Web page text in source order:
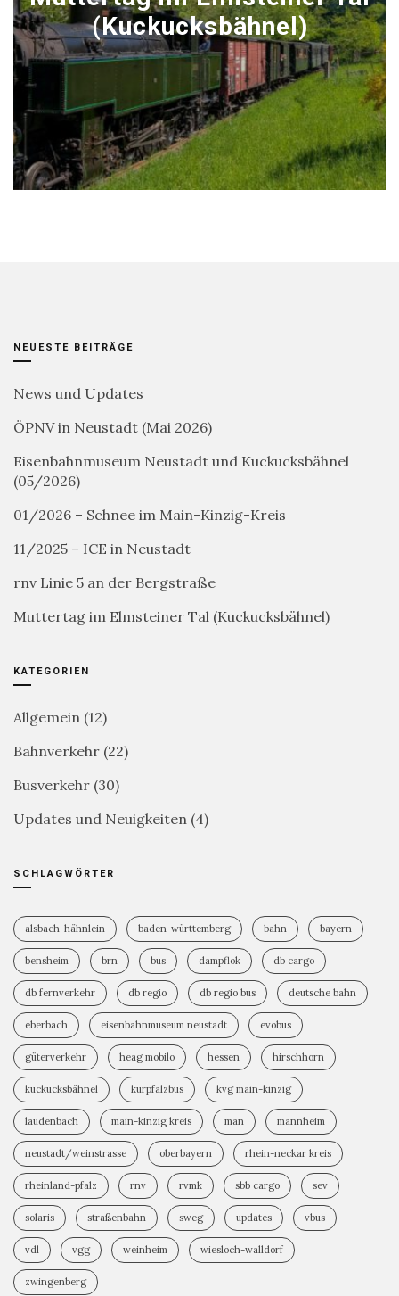
(Kuckucksbähnel)
NEUESTE BEITRÄGE
News und Updates
ÖPNV in Neustadt (Mai 2026)
Eisenbahnmuseum Neustadt und Kuckucksbähnel
(05/2026)
01/2026 – Schnee im Main-Kinzig-Kreis
11/2025 – ICE in Neustadt
rnv Linie 5 an der Bergstraße
Muttertag im Elmsteiner Tal (Kuckucksbähnel)
KATEGORIEN
Allgemein (12)
Bahnverkehr (22)
Busverkehr (30)
Updates und Neuigkeiten (4)
SCHLAGWÖRTER
alsbach-hähnlein baden-württemberg bahn bayern
bensheim brn bus dampflok db cargo
db fernverkehr db regio db regio bus deutsche bahn
eberbach eisenbahnmuseum neustadt evobus
güterverkehr heag mobilo hessen hirschhorn
kuckucksbähnel kurpfalzbus kvg main-kinzig
laudenbach main-kinzig kreis man mannheim
neustadt/weinstrasse oberbayern rhein-neckar kreis
rheinland-pfalz rnv rvmk sbb cargo sev
solaris straßenbahn sweg updates vbus
vdl vgg weinheim wiesloch-walldorf
zwingenberg